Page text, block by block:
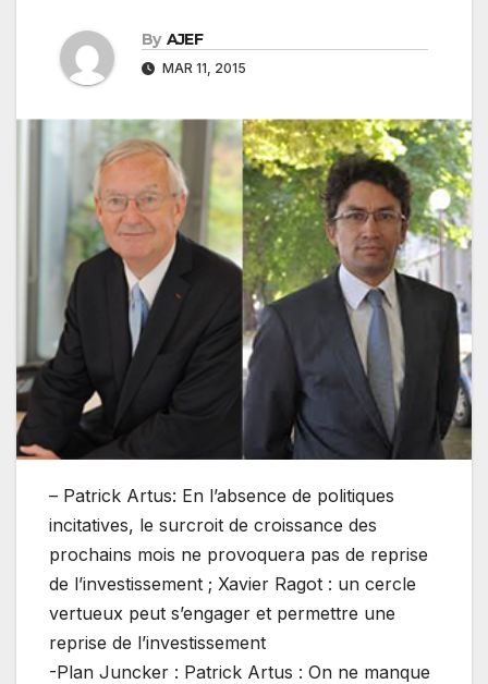
By AJEF
MAR 11, 2015
– Patrick Artus: En l’absence de politiques
incitatives, le surcroit de croissance des
prochains mois ne provoquera pas de reprise
de l’investissement ; Xavier Ragot : un cercle
vertueux peut s’engager et permettre une
reprise de l’investissement
-Plan Juncker : Patrick Artus : On ne manque